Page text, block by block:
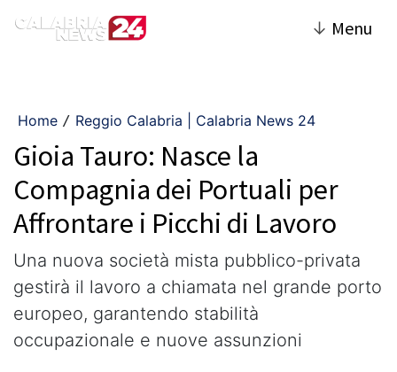
↓ Menu
Home / Reggio Calabria | Calabria News 24
Gioia Tauro: Nasce la
Compagnia dei Portuali per
Affrontare i Picchi di Lavoro
Una nuova società mista pubblico-privata
gestirà il lavoro a chiamata nel grande porto
europeo, garantendo stabilità
occupazionale e nuove assunzioni